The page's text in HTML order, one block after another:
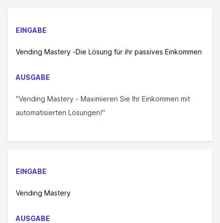
EINGABE
Vending Mastery -Die Lösung für ihr passives Einkommen
AUSGABE
"Vending Mastery - Maximieren Sie Ihr Einkommen mit
automatisierten Lösungen!"
EINGABE
Vending Mastery
AUSGABE